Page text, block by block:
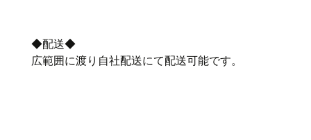
◆配送◆
広範囲に渡り自社配送にて配送可能です。